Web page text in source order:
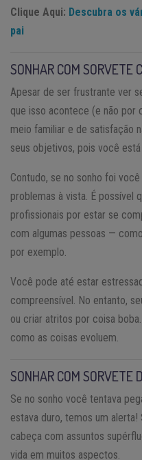
Clique Aqui: Descubra os
pai
SONHAR COM SORVETE
Apesar de ser frustrante ver
que isso acontece (e não por
meio familiar e de satisfação
seus objetivos, pois você
Contudo, se no sonho foi
problemas à vista. É possível
profissionais por estar se
com algumas pessoas —
por exemplo.
Você pode até estar
compreensível. No entanto,
ou criar atritos por coisa
como as coisas evoluem.
SONHAR COM SORVETE
Se no sonho você tentava
estava duro, temos um
cabeça com assuntos
vida em muitos aspectos.